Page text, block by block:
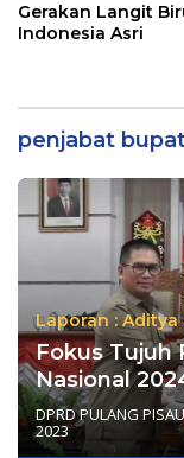
Gerakan Langit
Indonesia Asri
penjabat
Laporan : Aditya
Fokus Tujuh
Nasional
DPRD PULANG PISAU
2023